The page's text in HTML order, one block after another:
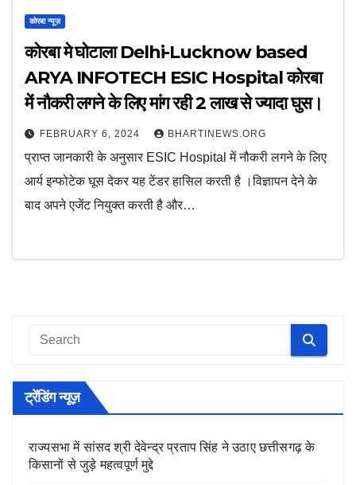
कोरबा न्यूज़
कोरबा मे घोटाला Delhi-Lucknow based
ARYA INFOTECH ESIC Hospital कोरबा
में नौकरी लगने के लिए मांग रही 2 लाख से ज्यादा घुस।
FEBRUARY 6, 2024 BHARTINEWS.ORG
प्राप्त जानकारी के अनुसार ESIC Hospital में नौकरी लगने के लिए
आर्य इन्फोटेक घूस देकर यह टेंडर हासिल करती है ।विज्ञापन देने के
बाद अपने एजेंट नियुक्त करती है और…
ट्रेंडिंग न्यूज़
राज्यसभा में सांसद श्री देवेन्द्र प्रताप सिंह ने उठाए छत्तीसगढ़ के
किसानों से जुड़े महत्वपूर्ण मुद्दे